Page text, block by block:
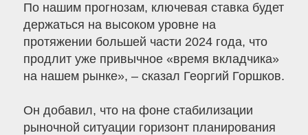
По нашим прогнозам, ключевая ставка будет
держаться на высоком уровне на
протяжении большей части 2024 года, что
продлит уже привычное «время вкладчика»
на нашем рынке», – сказал Георгий Горшков.
Он добавил, что на фоне стабилизации
рыночной ситуации горизонт планирования